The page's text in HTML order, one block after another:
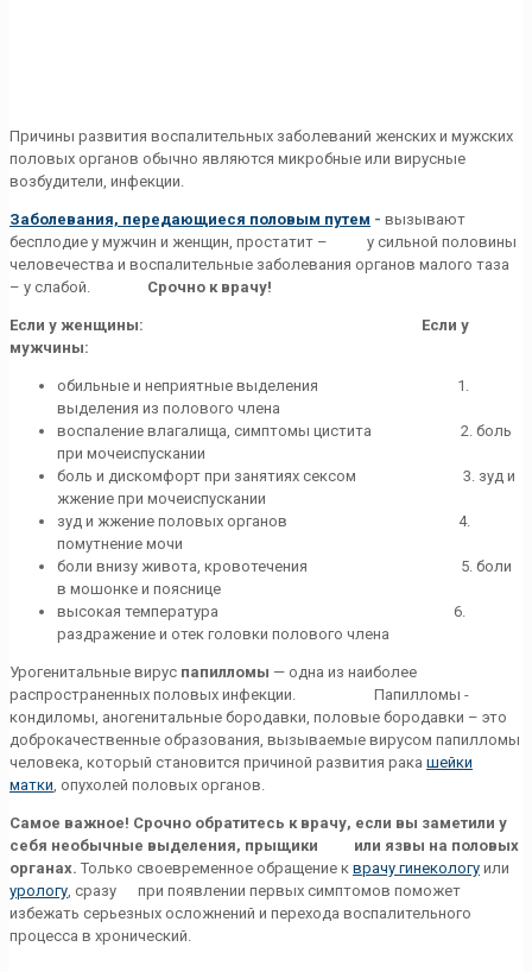
Причины развития воспалительных заболеваний женских и мужских
половых органов обычно являются микробные или вирусные
возбудители, инфекции.
Заболевания, передающиеся половым путем - вызывают
бесплодие у мужчин и женщин, простатит – у сильной половины
человечества и воспалительные заболевания органов малого таза
– у слабой. Срочно к врачу!
Если у женщины: Если у
мужчины:
обильные и неприятные выделения 1.
выделения из полового члена
воспаление влагалища, симптомы цистита 2. боль
при мочеиспускании
боль и дискомфорт при занятиях сексом 3. зуд и
жжение при мочеиспускании
зуд и жжение половых органов 4.
помутнение мочи
боли внизу живота, кровотечения 5. боли
в мошонке и пояснице
высокая температура 6.
раздражение и отек головки полового члена
Урогенитальные вирус папилломы — одна из наиболее
распространенных половых инфекции. Папилломы -
кондиломы, аногенитальные бородавки, половые бородавки – это
доброкачественные образования, вызываемые вирусом папилломы
человека, который становится причиной развития рака шейки
матки, опухолей половых органов.
Самое важное! Срочно обратитесь к врачу, если вы заметили у
себя необычные выделения, прыщики или язвы на половых
органах. Только своевременное обращение к врачу гинекологу или
урологу, сразу при появлении первых симптомов поможет
избежать серьезных осложнений и перехода воспалительного
процесса в хронический.